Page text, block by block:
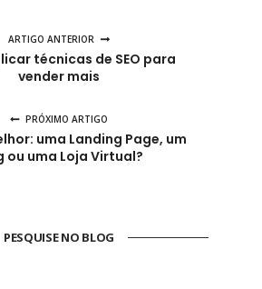
ARTIGO ANTERIOR
técnicas de SEO para
vender mais
PRÓXIMO ARTIGO
uma Landing Page, um
ou uma Loja Virtual?
PESQUISE NO BLOG